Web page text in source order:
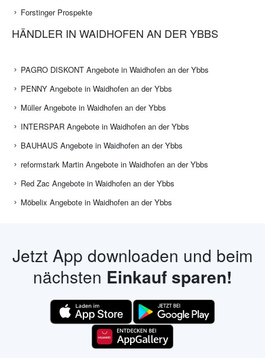
Forstinger Prospekte
HÄNDLER IN WAIDHOFEN AN DER YBBS
PAGRO DISKONT Angebote in Waidhofen an der Ybbs
PENNY Angebote in Waidhofen an der Ybbs
Müller Angebote in Waidhofen an der Ybbs
INTERSPAR Angebote in Waidhofen an der Ybbs
BAUHAUS Angebote in Waidhofen an der Ybbs
reformstark Martin Angebote in Waidhofen an der Ybbs
Red Zac Angebote in Waidhofen an der Ybbs
Möbelix Angebote in Waidhofen an der Ybbs
Jetzt App downloaden und beim
nächsten Einkauf sparen!